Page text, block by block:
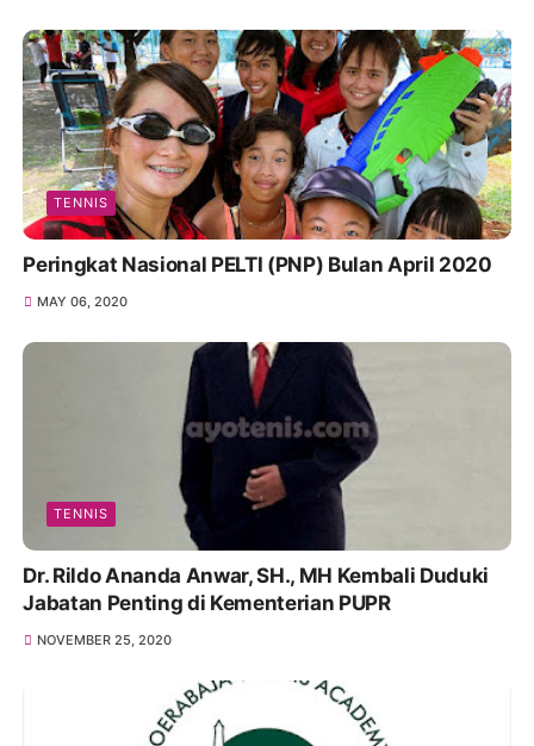
TENNIS
Peringkat Nasional PELTI (PNP) Bulan April 2020
MAY 06, 2020
TENNIS
Dr. Rildo Ananda Anwar, SH., MH Kembali Duduki
Jabatan Penting di Kementerian PUPR
NOVEMBER 25, 2020